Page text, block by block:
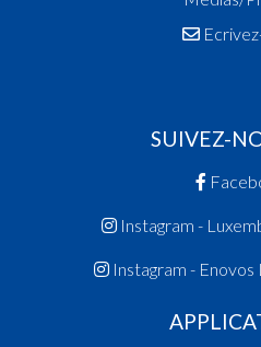
SUIVEZ-
Instagram -
Instagram - Enovos